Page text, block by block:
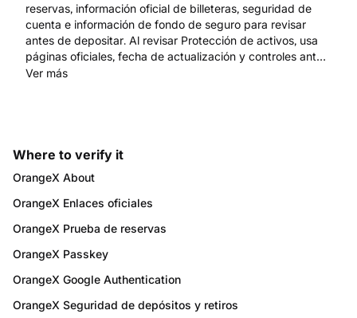
reservas, información oficial de billeteras, seguridad de
cuenta e información de fondo de seguro para revisar
antes de depositar. Al revisar Protección de activos, usa
páginas oficiales, fecha de actualización y controles antes
de acciones de cuenta o fondos. Empieza en
Ver más
Where to verify it
OrangeX About
OrangeX Enlaces oficiales
OrangeX Prueba de reservas
OrangeX Passkey
OrangeX Google Authentication
OrangeX Seguridad de depósitos y retiros